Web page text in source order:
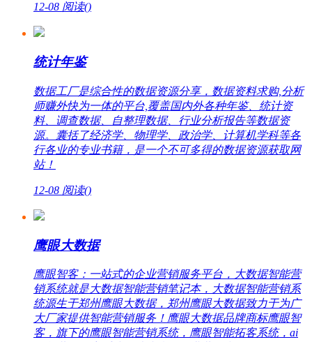
12-08 阅读()
统计年鉴
数据工厂是综合性的数据资源分享，数据资料求购,分析
师赚外快为一体的平台,覆盖国内外各种年鉴、统计资
料、调查数据、自整理数据、行业分析报告等数据资
源。囊括了经济学、物理学、政治学、计算机学科等各
行各业的专业书籍，是一个不可多得的数据资源获取网
站！
12-08 阅读()
鹰眼大数据
鹰眼智客：一站式的企业营销服务平台，大数据智能营
销系统就是大数据智能营销笔记本，大数据智能营销系
统源生于郑州鹰眼大数据，郑州鹰眼大数据致力于为广
大厂家提供智能营销服务！鹰眼大数据品牌商标鹰眼智
客，旗下的鹰眼智能营销系统，鹰眼智能拓客系统，ai